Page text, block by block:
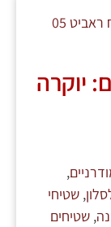
/ שטיח ראביט 05
קרם: יוקרה
,
, שטיחי
, שטיחים